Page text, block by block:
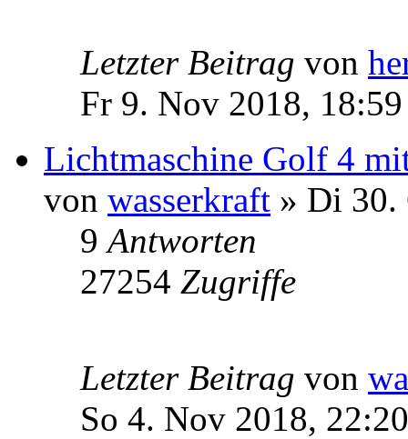
Letzter Beitrag von
Fr 9. Nov 2018, 18:59
Lichtmaschine Golf 4
von wasserkraft » Di 30.
9Antworten
27254 Zugriffe
Letzter Beitrag von
So 4. Nov 2018, 22:20